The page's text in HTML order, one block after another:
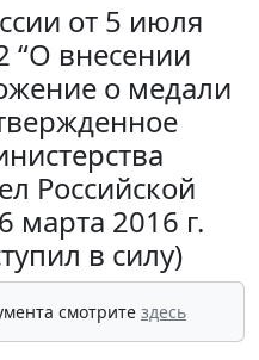
от 5 июля
“О внесении
о медали
Российской
марта 2016 г.
в силу)
смотрите здесь